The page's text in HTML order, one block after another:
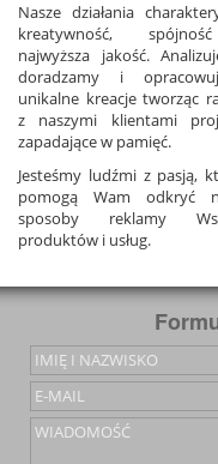
Nasze działania
kreatywność,
najwyższa jakość.
doradzamy i
unikalne kreacje tworząc
z naszymi klientami
zapadające w pamięć.
Jesteśmy ludźmi z pasją,
pomogą Wam odkryć
sposoby reklamy
produktów i usług.